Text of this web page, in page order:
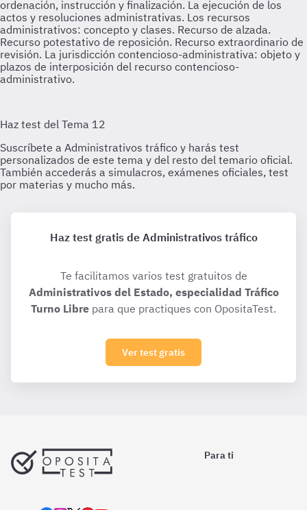
Haz test gratis de Administrativos tráfico
Te facilitamos varios test gratuitos de
Administrativos del Estado, especialidad Tráfico
Turno Libre para que practiques con OpositaTest.
Ver test gratis
Para ti